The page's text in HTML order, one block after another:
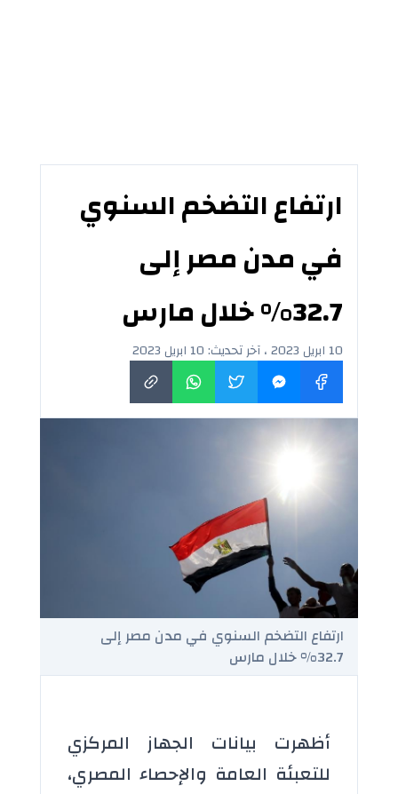
ارتفاع التضخم السنوي
في مدن مصر إلى
32.7% خلال مارس
10 ابريل 2023 ، آخر تحديث: 10 ابريل 2023
ارتفاع التضخم السنوي في مدن مصر إلى
32.7% خلال مارس
أظهرت بيانات الجهاز المركزي
للتعبئة العامة والإحصاء المصري،